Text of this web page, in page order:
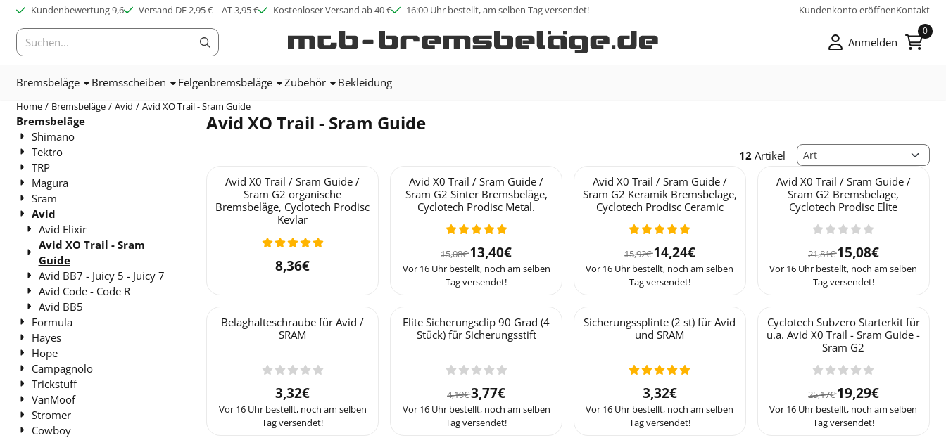
Cookie-Einstellungen verfügbar. Einstellungen wählen oder alle Cookies zulassen.
Kundenbewertung 9,6 Versand DE 2,95 € | AT 3,95 € Kostenloser Versand ab 40 € 16:00 Uhr bestellt, am selben Tag versendet! Kundenkonto eröffnenKontakt
Suche
Anmelden
0
Bremsbeläge Bremsscheiben Felgenbremsbeläge Zubehör Bekleidung
Home / Bremsbeläge / Avid / Avid XO Trail - Sram Guide
Bremsbeläge
Shimano
Tektro
TRP
Magura
Sram
Avid
Avid Elixir
Avid XO Trail - Sram
Guide
Avid BB7 - Juicy 5 - Juicy 7
Avid Code - Code R
Avid BB5
Formula
Hayes
Hope
Campagnolo
Trickstuff
VanMoof
Stromer
Cowboy
Avid XO Trail - Sram Guide
12 Artikel Sortiermethode
Avid X0 Trail / Sram Guide /
Sram G2 organische
Bremsbeläge, Cyclotech Prodisc
Kevlar
Preis: 8,36
8,36€
Avid X0 Trail / Sram Guide /
Sram G2 Sinter Bremsbeläge,
Cyclotech Prodisc Metal.
Von 15,08 für 13,40
15,08€13,40€
Vor 16 Uhr bestellt, noch am selben
Tag versendet!
Avid X0 Trail / Sram Guide /
Sram G2 Keramik Bremsbeläge,
Cyclotech Prodisc Ceramic
Von 15,92 für 14,24
15,92€14,24€
Vor 16 Uhr bestellt, noch am selben
Tag versendet!
Avid X0 Trail / Sram Guide /
Sram G2 Bremsbeläge,
Cyclotech Prodisc Elite
Von 21,81 für 15,08
21,81€15,08€
Vor 16 Uhr bestellt, noch am selben
Tag versendet!
Belaghalteschraube für Avid /
SRAM
Preis: 3,32
3,32€
Vor 16 Uhr bestellt, noch am selben
Tag versendet!
Elite Sicherungsclip 90 Grad (4
Stück) für Sicherungsstift
Von 4,19 für 3,77
4,19€3,77€
Vor 16 Uhr bestellt, noch am selben
Tag versendet!
Sicherungssplinte (2 st) für Avid
und SRAM
Preis: 3,32
3,32€
Vor 16 Uhr bestellt, noch am selben
Tag versendet!
Cyclotech Subzero Starterkit für
u.a. Avid X0 Trail - Sram Guide -
Sram G2
Von 25,17 für 19,29
25,17€19,29€
Vor 16 Uhr bestellt, noch am selben
Tag versendet!